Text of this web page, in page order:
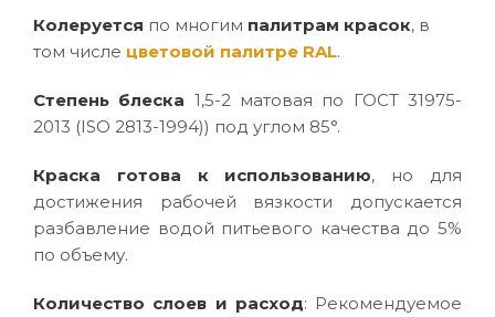
Колеруется по многим палитрам красок, в
том числе цветовой палитре RAL.
Степень блеска 1,5-2 матовая по ГОСТ 31975-
2013 (ISO 2813-1994)) под углом 85°.
Краска готова к использованию, но для
достижения рабочей вязкости допускается
разбавление водой питьевого качества до 5%
по объему.
Количество слоев и расход: Рекомендуемое